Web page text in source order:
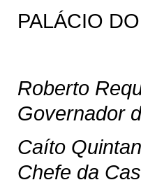
PALÁCIO
Roberto
Governador
Caíto
Chefe da